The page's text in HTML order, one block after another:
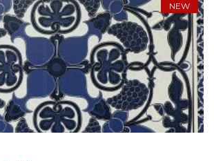
NEW